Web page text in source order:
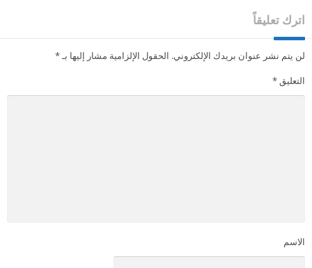
اترك تعليقاً
لن يتم نشر عنوان بريدك الإلكتروني. الحقول الإلزامية مشار إليها بـ*
التعليق*
الاسم